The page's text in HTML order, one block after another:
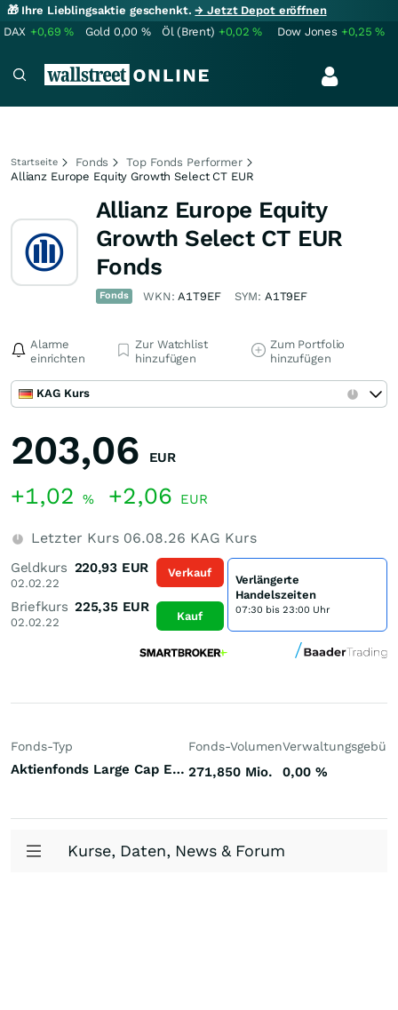
🎁 Ihre Lieblingsaktie geschenkt.→ Jetzt Depot eröffnen
DAX +0,69% Gold 0,00 % Öl (Brent) +0,02% Dow Jones +0,25%
Startseite Fonds
Top Fonds Performer
Allianz Europe Equity Growth Select CT EUR
Allianz Europe Equity
Growth Select CT EUR
Fonds
Fonds WKN:A1T9EF SYM: A1T9EF
Alarme
einrichten
Zur Watchlist
hinzufügen
Zum Portfolio
hinzufügen
KAG Kurs
203,06 EUR
+1,02 % +2,06 EUR
Letzter Kurs 06.08.26 KAG Kurs
Geldkurs
02.02.22
220,93 EUR
Briefkurs
02.02.22
225,35 EUR
Verkauf
Kauf
Verlängerte
Handelszeiten
07:30 bis 23:00 Uhr
Fonds-Typ
Aktienfonds Large Cap Europa
Fonds-Volumen
271,850 Mio. 0,00 %
Kurse, Daten, News & Forum